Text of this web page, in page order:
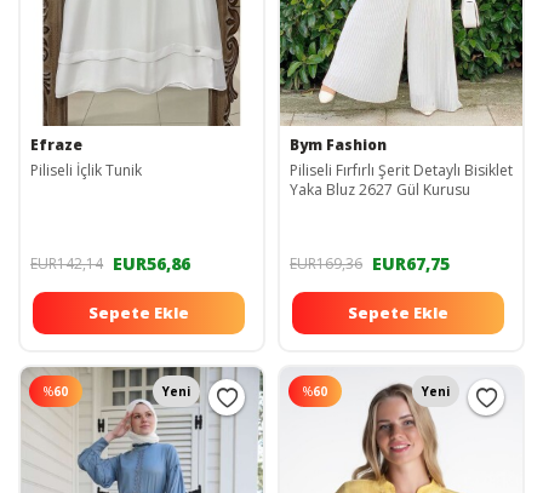
Efraze
Piliseli İçlik Tunik
EUR142,14 EUR56,86
Sepete Ekle
Bym Fashion
Piliseli Fırfırlı Şerit Detaylı Bisiklet
Yaka Bluz 2627 Gül Kurusu
EUR169,36 EUR67,75
Sepete Ekle
%60 Yeni %60 Yeni